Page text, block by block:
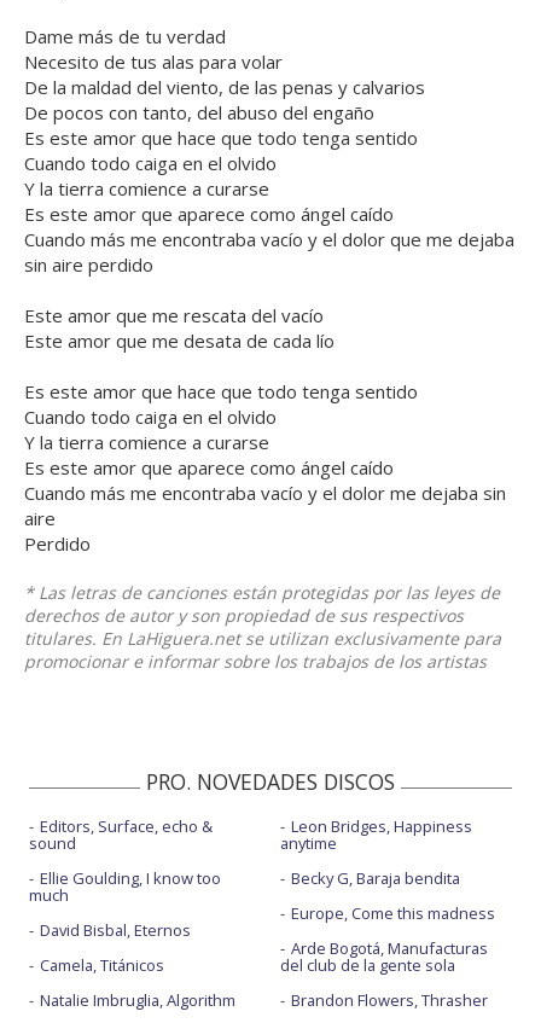
Dame más de tu verdad
Necesito de tus alas para volar
De la maldad del viento, de las penas y calvarios
De pocos con tanto, del abuso del engaño
Es este amor que hace que todo tenga sentido
Cuando todo caiga en el olvido
Y la tierra comience a curarse
Es este amor que aparece como ángel caído
Cuando más me encontraba vacío y el dolor que me dejaba
sin aire perdido
Este amor que me rescata del vacío
Este amor que me desata de cada lío
Es este amor que hace que todo tenga sentido
Cuando todo caiga en el olvido
Y la tierra comience a curarse
Es este amor que aparece como ángel caído
Cuando más me encontraba vacío y el dolor me dejaba sin
aire
Perdido
* Las letras de canciones están protegidas por las leyes de
derechos de autor y son propiedad de sus respectivos
titulares. En LaHiguera.net se utilizan exclusivamente para
promocionar e informar sobre los trabajos de los artistas
PRO. NOVEDADES DISCOS
Editors, Surface, echo &
sound
Ellie Goulding, I know too
much
David Bisbal, Eternos
Camela, Titánicos
Natalie Imbruglia, Algorithm
Leon Bridges, Happiness
anytime
Becky G, Baraja bendita
Europe, Come this madness
Arde Bogotá, Manufacturas
del club de la gente sola
Brandon Flowers, Thrasher